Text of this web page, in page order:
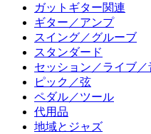
ガットギター関連
ギター／アンプ
スイング／グルーブ
スタンダード
セッション／ライブ／
ピック／弦
ペダル／ツール
代用品
地域とジャズ